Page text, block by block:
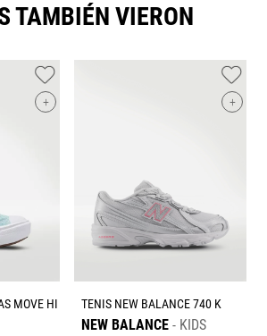
TAMBIÉN VIERON
+
MOVE HI
+
TENIS NEW BALANCE 740 K
NEW BALANCE KIDS